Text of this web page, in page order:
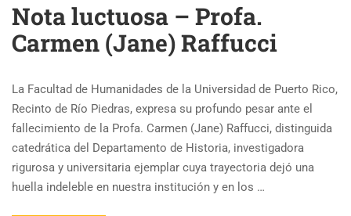
Nota luctuosa – Profa.
Carmen (Jane) Raffucci
La Facultad de Humanidades de la Universidad de Puerto Rico,
Recinto de Río Piedras, expresa su profundo pesar ante el
fallecimiento de la Profa. Carmen (Jane) Raffucci, distinguida
catedrática del Departamento de Historia, investigadora
rigurosa y universitaria ejemplar cuya trayectoria dejó una
huella indeleble en nuestra institución y en los …